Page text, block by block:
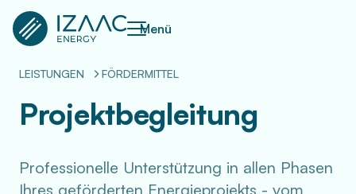
Menü
LEISTUNGEN FÖRDERMITTEL
Projektbegleitung
Professionelle Unterstützung in allen Phasen
Ihres geförderten Energieprojekts - vom